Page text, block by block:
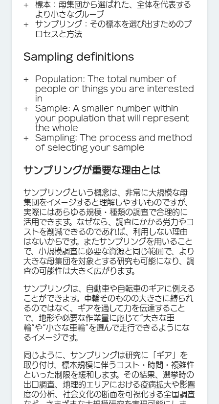
標本：母集団から選ばれた、全体を代表する
より小さなグループ
サンプリング：その標本を選び出すためのプ
ロセスと方法
Sampling definitions
Population: The total number of
people or things you are interested
in
Sample: A smaller number within
your population that will represent
the whole
Sampling: The process and method
of selecting your sample
サンプリングが重要な理由とは
サンプリングという概念は、非常に大規模な母
集団をイメージすると理解しやすいものですが、
実際にはあらゆる規模・種類の調査で合理的に
活用できます。なぜなら、調査にかかる労力やコ
ストを削減できるのであれば、利用しない理由
はないからです。またサンプリングを用いること
で、小規模調査に必要な資源と同じ範囲で、より
大きな母集団を対象とする研究も可能になり、調
査の可能性は大きく広がります。
サンプリングは、自動車や自転車のギアに例える
ことができます。車輪そのものの大きさに縛られ
るのではなく、ギアを通して力を伝達すること
で、地形や必要な作業量に応じて“大きな車
輪”や“小さな車輪”を選んで走行できるようにな
るイメージです。
同じように、サンプリングは研究に「ギア」を
取り付け、標本規模に伴うコスト・時間・複雑性
といった制限を緩和します。その結果、選挙時の
出口調査、地理的エリアにおける疫病拡大や影響
度の分析、社会文化の断面を可視化する全国調査